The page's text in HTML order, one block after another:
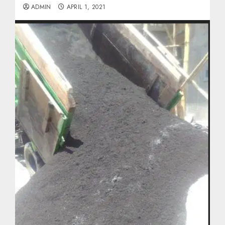
ADMIN APRIL 1, 2021